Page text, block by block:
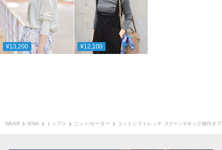
¥13,200 ¥12,100
WEAR IENA トップス ニット/セーター コットンストレッチ コクーンVネック袖付き